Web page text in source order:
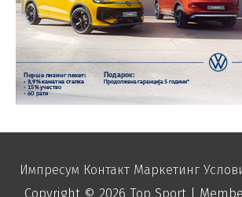
Импресум Контакт Маркетинг
Copyright © 2026 Top Sport|